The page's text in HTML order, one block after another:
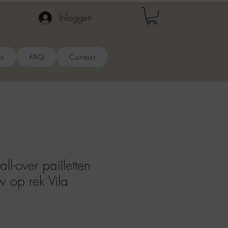
Inloggen
FAQ Contact
over pailletten
op rek Vila